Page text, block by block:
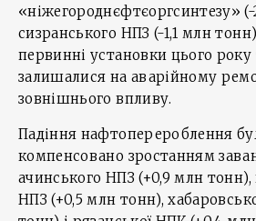
«ніжегороднєфтєоргсинтезу»
сизранського НПЗ (-1,1 млн
первинні установки цього
залишалися на аварійному
зовнішнього впливу.
Падіння нафтоперероблення
компенсовано зростанням
ачинського НПЗ (+0,9 млн
НПЗ (+0,5 млн тонн),